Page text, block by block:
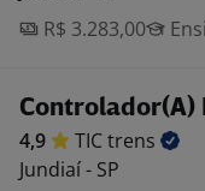
R$ 3.283,00
Controlador(A)
4,9 TICtrens
Jundiaí - SP